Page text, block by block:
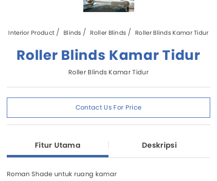
Interior Product Blinds Roller Blinds Roller Blinds Kamar Tidur
Roller Blinds Kamar Tidur
Roller Blinds Kamar Tidur
Contact Us For Price
Fitur Utama Deskripsi
Roman Shade untuk ruang kamar